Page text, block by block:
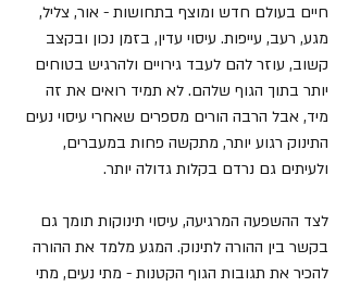
חיים בעולם חדש ומוצף בתחושות - אור, צליל,
מגע, רעב, עייפות. עיסוי עדין, בזמן נכון ובקצב
קשוב, עוזר להם לעבד גירויים ולהרגיש בטוחים
יותר בתוך הגוף שלהם. לא תמיד רואים את זה
מיד, אבל הרבה הורים מספרים שאחרי עיסוי נעים
התינוק רגוע יותר, מתקשה פחות במעברים,
ולעיתים גם נרדם בקלות גדולה יותר.
לצד ההשפעה המרגיעה, עיסוי תינוקות תומך גם
בקשר בין ההורה לתינוק. המגע מלמד את ההורה
להכיר את תגובות הגוף הקטנות - מתי נעים, מתי